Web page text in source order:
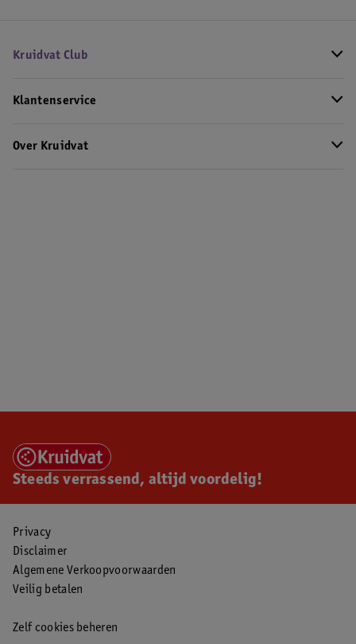
Kruidvat Club
Klantenservice
Over Kruidvat
Steeds verrassend, altijd voordelig!
Privacy
Disclaimer
Algemene Verkoopvoorwaarden
Veilig betalen
Zelf cookies beheren